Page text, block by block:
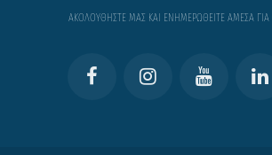
ΑΚΟΛΟΥΘΗΣΤΕ ΜΑΣ ΚΑΙ ΕΝΗΜΕΡΩΘΕΙΤΕ ΑΜΕΣΑ ΓΙΑ